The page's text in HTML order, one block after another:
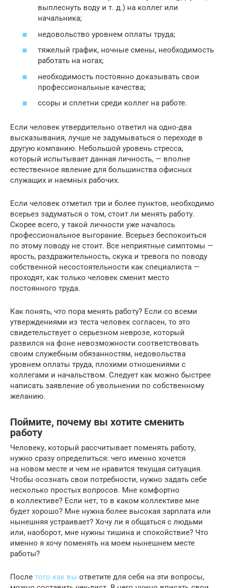
выплеснуть воду и т. д.) на коллег или
начальника;
недовольство уровнем оплаты труда;
тяжелый график, ночные смены, необходимость
работать на ногах;
необходимость постоянно доказывать свои
профессиональные качества;
ссоры и сплетни среди коллег на работе.
Если человек утвердительно ответил на одно-два
высказывания, лучше не задумываться о переходе в
другую компанию. Небольшой уровень стресса,
который испытывает данная личность, — вполне
естественное явление для большинства офисных
служащих и наемных рабочих.
Если человек отметил три и более пунктов, необходимо
всерьез задуматься о том, стоит ли менять работу.
Скорее всего, у такой личности уже началось
профессиональное выгорание. Всерьез беспокоиться
по этому поводу не стоит. Все неприятные симптомы —
ярость, раздражительность, скука и тревога по поводу
собственной несостоятельности как специалиста —
проходят, как только человек сменит место
постоянного труда.
Как понять, что пора менять работу? Если со всеми
утверждениями из теста человек согласен, то это
свидетельствует о серьезном неврозе, который
развился на фоне невозможности соответствовать
своим служебным обязанностям, недовольства
уровнем оплаты труда, плохими отношениями с
коллегами и начальством. Следует как можно быстрее
написать заявление об увольнении по собственному
желанию.
Поймите, почему вы хотите сменить
работу
Человеку, который рассчитывает поменять работу,
нужно сразу определиться: чего именно хочется
на новом месте и чем не нравится текущая ситуация.
Чтобы осознать свои потребности, нужно задать себе
несколько простых вопросов. Мне комфортно
в коллективе? Если нет, то в каком коллективе мне
будет хорошо? Мне нужна более высокая зарплата или
нынешняя устраивает? Хочу ли я общаться с людьми
или, наоборот, мне нужны тишина и спокойствие? Что
именно я хочу поменять на моем нынешнем месте
работы?
После того как вы ответите для себя на эти вопросы,